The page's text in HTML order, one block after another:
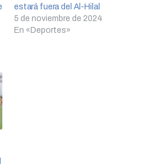
estará fuera del Al-Hilal
5 de noviembre de 2024
En «Deportes»